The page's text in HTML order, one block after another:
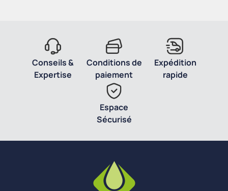
Conseils &
Expertise
Conditions de
paiement
Expédition
rapide
Espace
Sécurisé